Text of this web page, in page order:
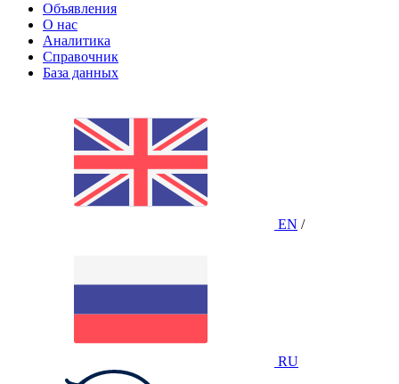
Объявления
О нас
Аналитика
Справочник
База данных
EN /
RU